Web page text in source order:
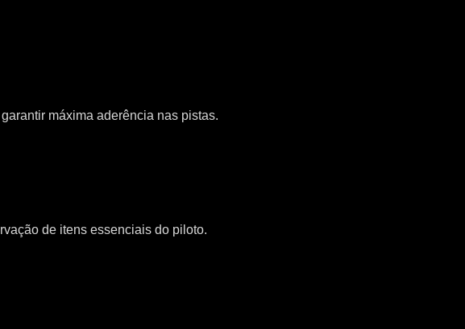
máxima aderência nas pistas.
de itens essenciais do piloto.